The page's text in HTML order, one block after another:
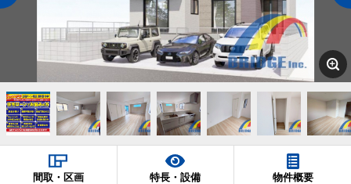
間取・区画 特長・設備 物件概要